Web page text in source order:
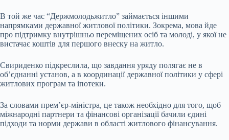
В той же час “Держмолодьжитло” займається іншими
напрямками державної житлової політики. Зокрема, мова йде
про підтримку внутрішньо переміщених осіб та молоді, у якої не
вистачає коштів для першого внеску на житло.
Свириденко підкреслила, що завдання уряду полягає не в
об’єднанні установ, а в координації державної політики у сфері
житлових програм та іпотеки.
За словами прем’єр-міністра, це також необхідно для того, щоб
міжнародні партнери та фінансові організації бачили єдині
підходи та норми держави в області житлового фінансування.